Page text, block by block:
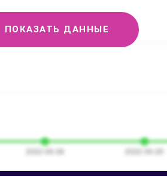
ПОКАЗАТЬ ДАННЫЕ